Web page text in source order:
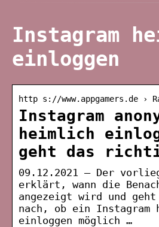
Instagram
einloggen
http s://www.appgamers.de ›
Instagram
heimlich
geht das
09.12.2021 — Der
erklärt, wann die
angezeigt wird und
nach, ob ein Instagram
einloggen möglich …